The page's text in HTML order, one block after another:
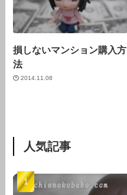
損しないマンション購入方
法
2014.11.08
人気記事